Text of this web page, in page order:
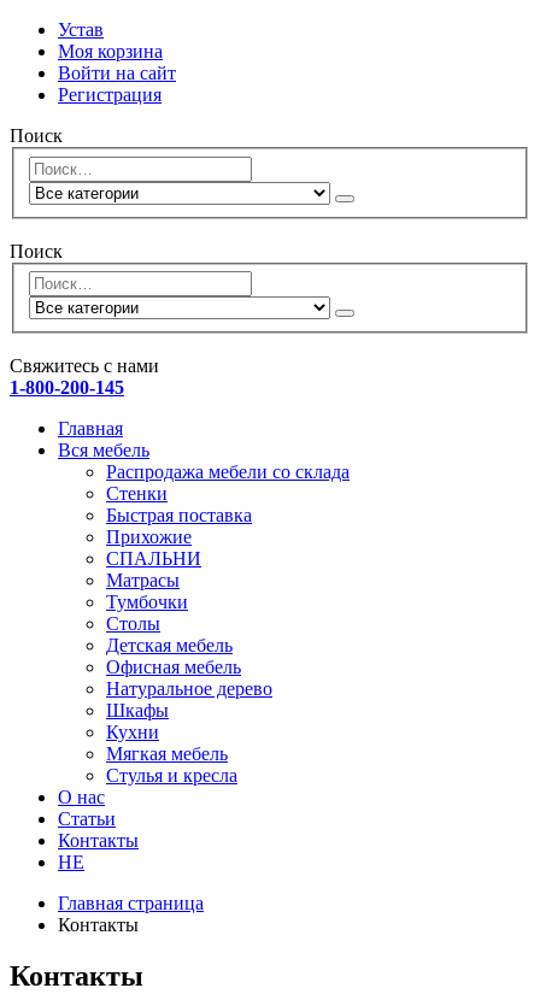
Устав
Моя корзина
Войти на сайт
Регистрация
Поиск
Поиск
Свяжитесь с нами
1-800-200-145
Главная
Вся мебель
Распродажа мебели со склада
Стенки
Быстрая поставка
Прихожие
СПАЛЬНИ
Матрасы
Тумбочки
Столы
Детская мебель
Офисная мебель
Натуральное дерево
Шкафы
Кухни
Мягкая мебель
Стулья и кресла
О нас
Статьи
Контакты
HE
Главная страница
Контакты
Контакты